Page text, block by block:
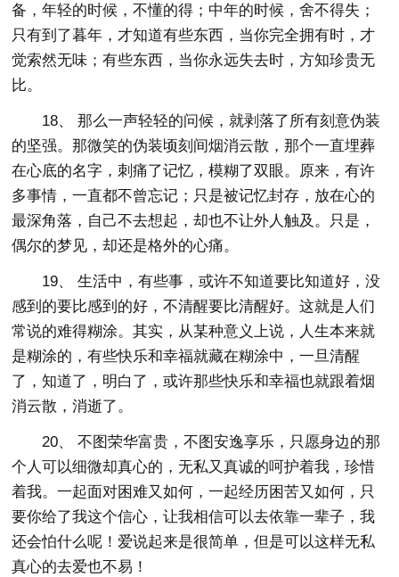
备，年轻的时候，不懂的得；中年的时候，舍不得失；
只有到了暮年，才知道有些东西，当你完全拥有时，才
觉索然无味；有些东西，当你永远失去时，方知珍贵无
比。
18、 那么一声轻轻的问候，就剥落了所有刻意伪装
的坚强。那微笑的伪装顷刻间烟消云散，那个一直埋葬
在心底的名字，刺痛了记忆，模糊了双眼。原来，有许
多事情，一直都不曾忘记；只是被记忆封存，放在心的
最深角落，自己不去想起，却也不让外人触及。只是，
偶尔的梦见，却还是格外的心痛。
19、 生活中，有些事，或许不知道要比知道好，没
感到的要比感到的好，不清醒要比清醒好。这就是人们
常说的难得糊涂。其实，从某种意义上说，人生本来就
是糊涂的，有些快乐和幸福就藏在糊涂中，一旦清醒
了，知道了，明白了，或许那些快乐和幸福也就跟着烟
消云散，消逝了。
20、 不图荣华富贵，不图安逸享乐，只愿身边的那
个人可以细微却真心的，无私又真诚的呵护着我，珍惜
着我。一起面对困难又如何，一起经历困苦又如何，只
要你给了我这个信心，让我相信可以去依靠一辈子，我
还会怕什么呢！爱说起来是很简单，但是可以这样无私
真心的去爱也不易！